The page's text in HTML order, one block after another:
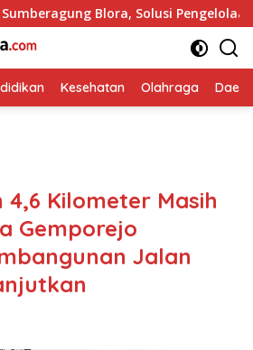
Solusi Pengelolaan Sampah
Kesehatan Olahraga
4,6 Kilometer Masih
Gemporejo
Jalan